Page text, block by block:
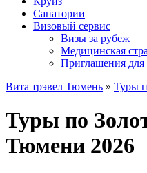
Санатории
Визовый сервис
Визы за рубеж
Медицинская
Приглашения для
Вита трэвел Тюмень » Туры
Туры по
Тюмени 2026